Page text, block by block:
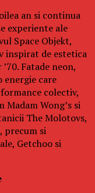
an si continua
experiente ale
Space Objekt,
inspirat de estetica
Fatade neon,
energie care
colectiv,
Wong’s si
The Molotovs,
precum si
Getchoo si